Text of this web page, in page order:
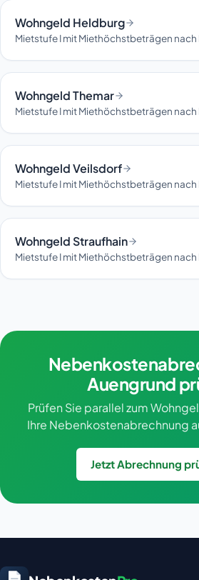
Wohngeld Heldburg
Mietstufe I mit Miethöchstbeträgen
Wohngeld Themar
Mietstufe I mit Miethöchstbeträgen
Wohngeld Veilsdorf
Mietstufe I mit Miethöchstbeträgen
Wohngeld Straufhain
Mietstufe I mit Miethöchstbeträgen
Auengrund
Prüfen Sie parallel zum
Ihre Nebenkostenabrechnung
Jetzt Abrechnung